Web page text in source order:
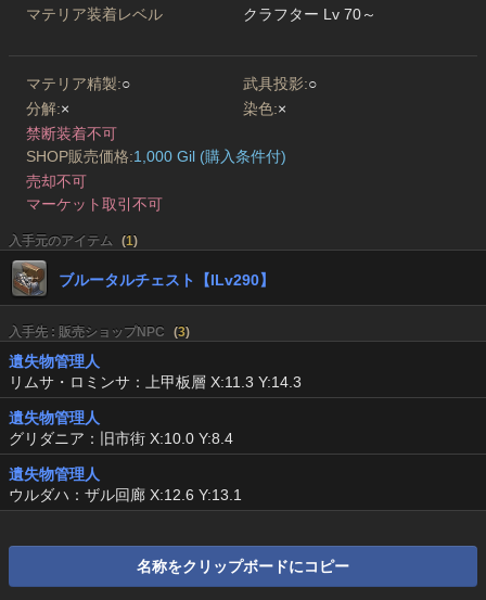
マテリア装着レベル
クラフター Lv 70～
マテリア精製:○ 武具投影:○
分解:× 染色:×
禁断装着不可
SHOP販売価格:1,000 Gil (購入条件付)
売却不可
マーケット取引不可
入手元のアイテム (1)
ブルータルチェスト【ILv290】
入手先 : 販売ショップNPC (3)
遺失物管理人
リムサ・ロミンサ：上甲板層 X:11.3 Y:14.3
遺失物管理人
グリダニア：旧市街 X:10.0 Y:8.4
遺失物管理人
ウルダハ：ザル回廊 X:12.6 Y:13.1
名称をクリップボードにコピー